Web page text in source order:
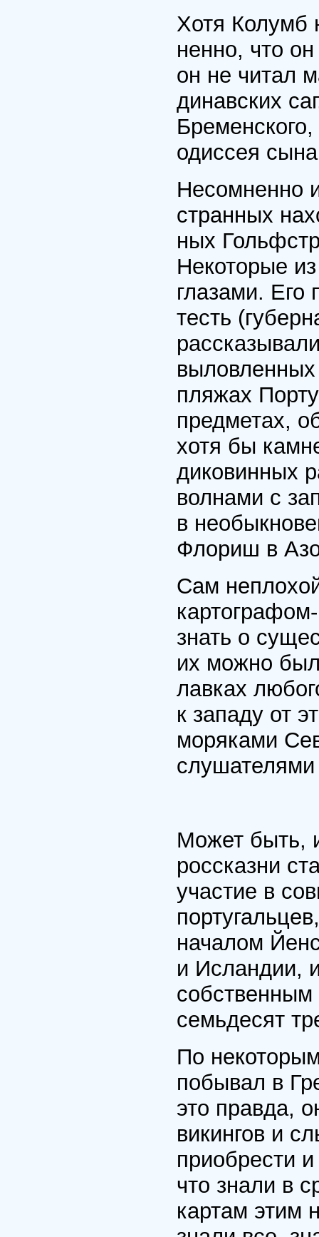
Хотя Колумб
ненно, что
он не читал
динавских
одиссея
Несомненно
странных
ных
Некоторые
глазами. Его
тесть
пляжах
предметах,
хотя бы
диковинных
волнами с
в
Флориш в
Сам
знать о
их мож­но
лавках
к западу от
моряками
Может быть,
россказни
участие в
началом
и Ислан­дии,
собственным
семьдесят
По
побывал в
это правда,
викин­гов и
приобрести
что знали в
картам этим